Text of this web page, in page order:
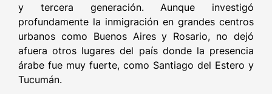
y tercera generación. Aunque investigó
profundamente la inmigración en grandes centros
urbanos como Buenos Aires y Rosario, no dejó
afuera otros lugares del país donde la presencia
árabe fue muy fuerte, como Santiago del Estero y
Tucumán.